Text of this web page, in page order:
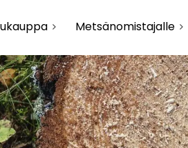
Metsänomistajalle